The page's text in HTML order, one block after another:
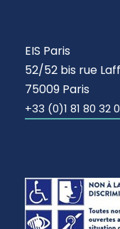
EIS Paris
52/52 bis rue
75009 Paris
+33 (0)1 81 80 32